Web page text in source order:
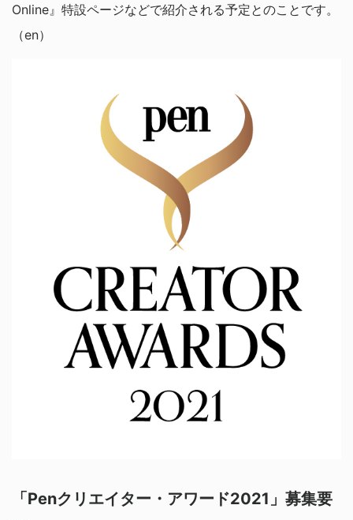
Online』特設ページなどで紹介される予定とのことです。
（en）
「Penクリエイター・アワード2021」募集要